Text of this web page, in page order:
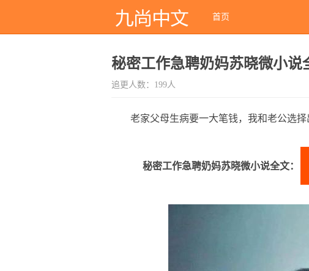
首页
秘密工作急聘奶妈苏晓微小说
追更人数：199人
老家父母生病要一大笔钱，我和老公选
秘密工作急聘奶妈苏晓微小说全文：